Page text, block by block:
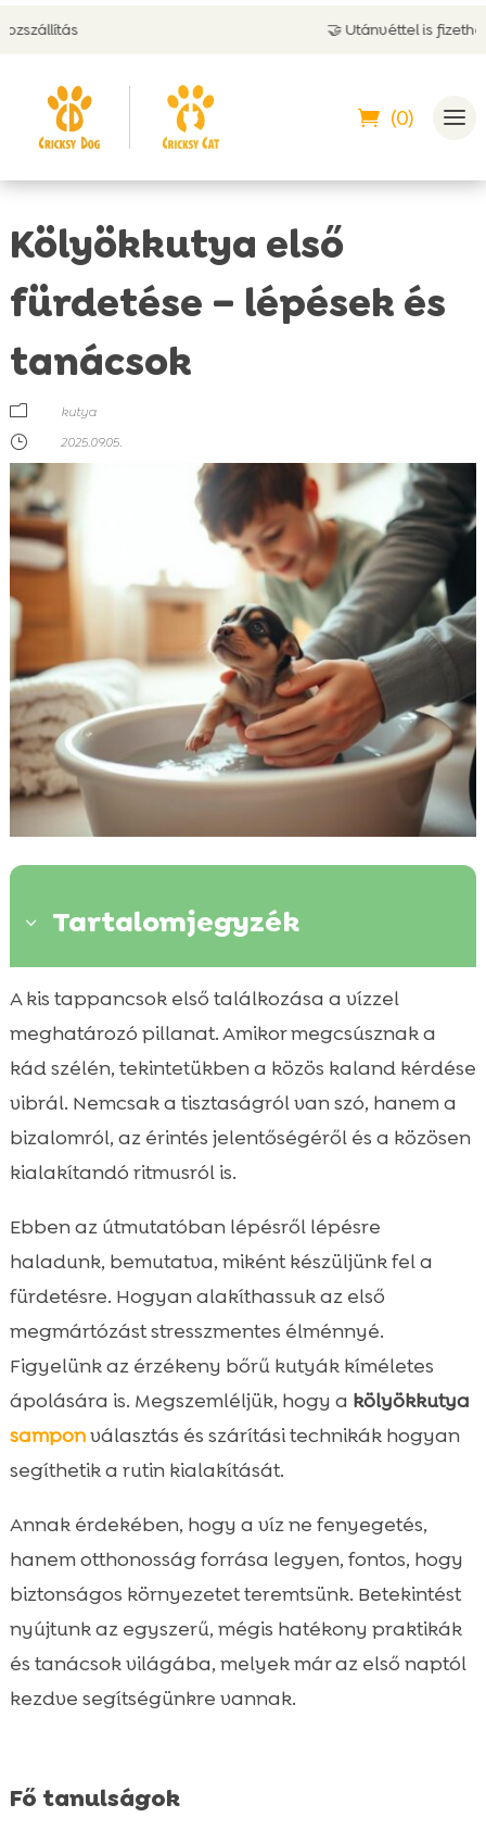
🤝 Utánvéttel is fizethetsz
(0)
Kölyökkutya első
fürdetése – lépések és
tanácsok
m
kutya
}
2025.09.05.
3 Tartalomjegyzék

Első benyomások: hogyan tegyük
stresszmentessé az első találkozást a vízzel

Előkészületek a fürdetéshez: eszközök,
és kölyköknek
kölyökkutya első fürdetés
Vízhez szoktatás lépései: fokozatosság és
Fürdetési technika: gyengéd masszázs,
alapos öblítés

Szárítás és szőrápolás: törölköző, alacsony
fokozatú hajszárító
 Utógondozás: fülek, szemek, mancsok és
orr ápolása
 Rutin kialakítása: fürdetési gyakoriság és
 Viselkedésformálás fürdés közben:
jutalomfalat, nyugalom, türelem
 Biztonság a kádban és zuhanyzóban:
csúszás, hőfok, vegyszerek
Természetes és hipoallergén ápolás:
összetevők, amelyekre figyeljünk
Táplálás és bőr-szőr egészség: CricksyDog
 Gyakori hibák fürdetéskor és elkerülésük
A kis tappancsok első találkozása a vízzel
meghatározó pillanat. Amikor megcsúsznak a
kád szélén, tekintetükben a közös kaland kérdése
vibrál. Nemcsak a tisztaságról van szó, hanem a
bizalomról, az érintés jelentőségéről és a közösen
kialakítandó ritmusról is.
Ebben az útmutatóban lépésről lépésre
haladunk, bemutatva, miként készüljünk fel a
fürdetésre. Hogyan alakíthassuk az első
megmártózást stresszmentes élménnyé.
Figyelünk az érzékeny bőrű kutyák kíméletes
ápolására is. Megszemléljük, hogy a kölyökkutya
samponválasztás és szárítási technikák hogyan
segíthetik a rutin kialakítását.
Annak érdekében, hogy a víz ne fenyegetés,
hanem otthonosság forrása legyen, fontos, hogy
biztonságos környezetet teremtsünk. Betekintést
nyújtunk az egyszerű, mégis hatékony praktikák
és tanácsok világába, melyek már az első naptól
kezdve segítségünkre vannak.
Fő tanulságok